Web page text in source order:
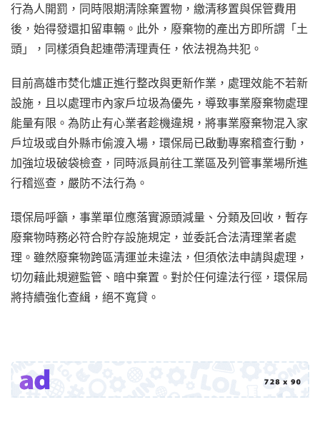
行為人開罰，同時限期清除棄置物，繳清移置與保管費用
後，始得發還扣留車輛。此外，廢棄物的產出方即所謂「土
頭」，同樣須負起連帶清理責任，依法視為共犯。
目前高雄市焚化爐正進行整改與更新作業，處理效能不若新
設施，且以處理市內家戶垃圾為優先，導致事業廢棄物處理
能量有限。為防止有心業者趁機違規，將事業廢棄物混入家
戶垃圾或自外縣市偷渡入場，環保局已啟動專案稽查行動，
加強垃圾破袋檢查，同時派員前往工業區及列管事業場所進
行稽巡查，嚴防不法行為。
環保局呼籲，事業單位應落實源頭減量、分類及回收，暫存
廢棄物時務必符合貯存設施規定，並委託合法清理業者處
理。雖然廢棄物跨區清運並未違法，但須依法申請與處理，
切勿藉此規避監管、暗中棄置。對於任何違法行徑，環保局
將持續強化查緝，絕不寬貸。